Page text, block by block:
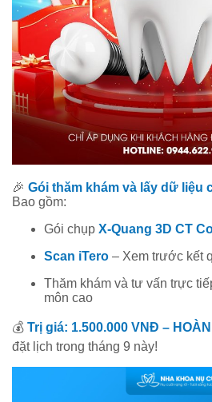
🎉 Gói thăm khám và lấy dữ liệu
Bao gồm:
Gói chụp X-Quang 3D CT
Scan iTero – Xem trước kết
Thăm khám và tư vấn trực
môn cao
💰 Trị giá: 1.500.000 VNĐ – HOÀN
đặt lịch trong tháng 9 này!